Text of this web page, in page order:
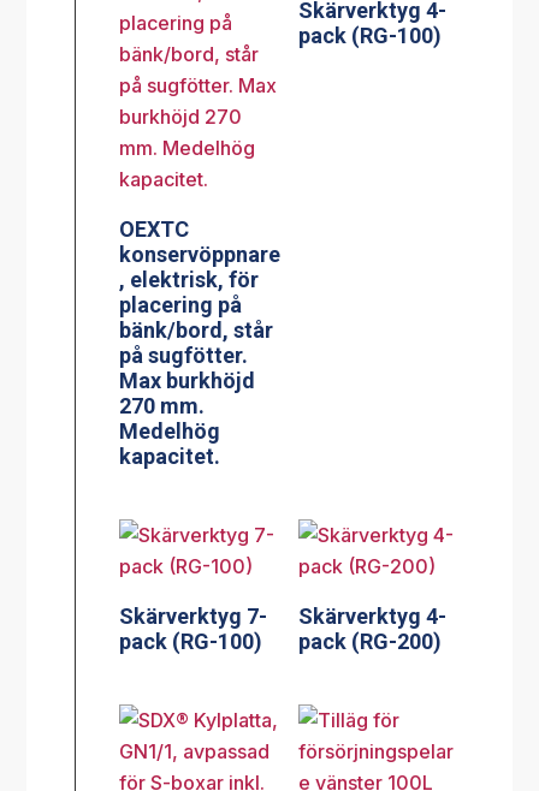
OEXTC
konservöppnare
, elektrisk, för
placering på
bänk/bord, står
på sugfötter.
Max burkhöjd
270 mm.
Medelhög
kapacitet.
Skärverktyg 4-
pack (RG-100)
Skärverktyg 7-
pack (RG-100)
Skärverktyg 4-
pack (RG-200)